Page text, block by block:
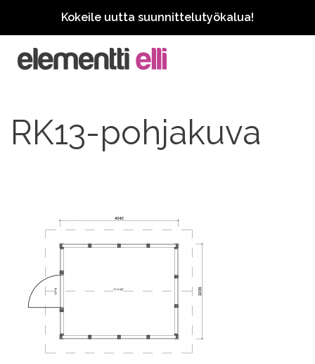
Kokeile uutta suunnittelutyökalua!
RK13-pohjakuva